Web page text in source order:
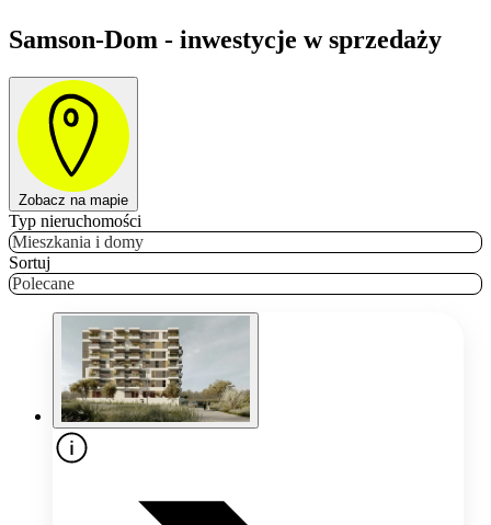
Samson-Dom - inwestycje w sprzedaży
Zobacz na mapie
Typ nieruchomości
Mieszkania i domy
Sortuj
Polecane